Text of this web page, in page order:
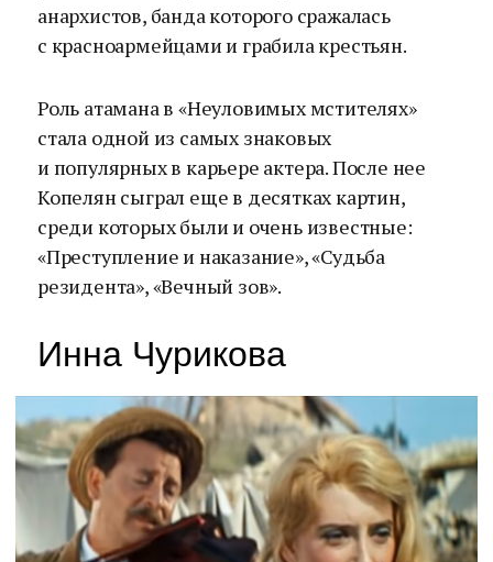
анархистов, банда которого сражалась
с красноармейцами и грабила крестьян.
Роль атамана в «Неуловимых мстителях»
стала одной из самых знаковых
и популярных в карьере актера. После нее
Копелян сыграл еще в десятках картин,
среди которых были и очень известные:
«Преступление и наказание», «Судьба
резидента», «Вечный зов».
Инна Чурикова